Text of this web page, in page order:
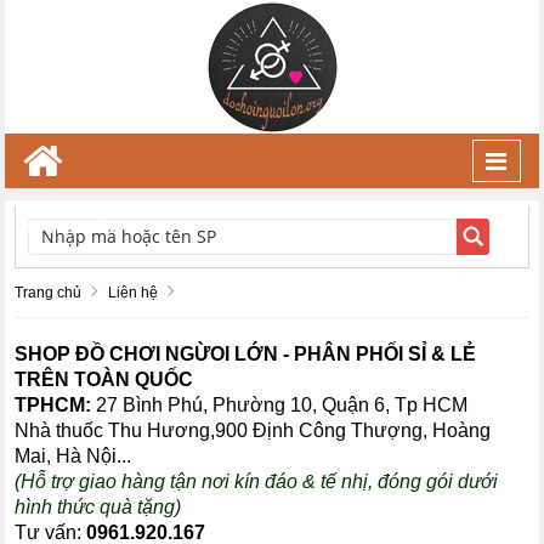
TÌM KIẾM
Trang chủ Liên hệ
SHOP ĐỒ CHƠI NGỪOI LỚN - PHÂN PHỐI SỈ & LẺ
TRÊN TOÀN QUỐC
TPHCM: 27 Bình Phú, Phường 10, Quận 6, Tp HCM
Nhà thuốc Thu Hương,900 Định Công Thượng, Hoàng
Mai, Hà Nội...
(Hỗ trợ giao hàng tận nơi kín đáo & tế nhị, đóng gói dưới
hình thức quà tặng)
Tư vấn:0961.920.167